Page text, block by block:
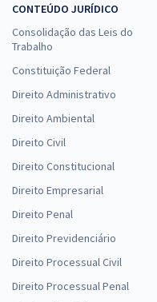
CONTEÚDO JURÍDICO
Consolidação das Leis do
Trabalho
Constituição Federal
Direito Administrativo
Direito Ambiental
Direito Civil
Direito Constitucional
Direito Empresarial
Direito Penal
Direito Previdenciário
Direito Processual Civil
Direito Processual Penal